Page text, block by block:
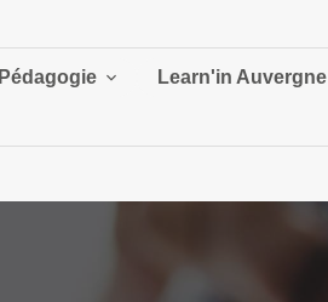
Pédagogie Learn'in Auvergne